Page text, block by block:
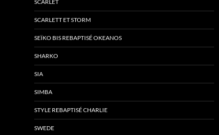
SCARLET
SCARLETT ET STORM
SEÏKO BIS REBAPTISÉ OKEANOS
SHARKO
SIA
SIMBA
STYLE REBAPTISÉ CHARLIE
SWEDE